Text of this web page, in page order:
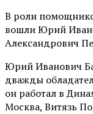
В роли
вошли Юрий
Александрович
Юрий Иванович
дважды
он работал в
Москва, Витязь